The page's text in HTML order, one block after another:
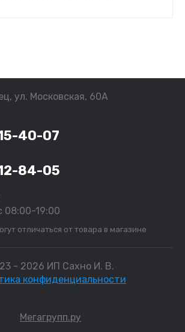
ул. Московская, 60А
40-07
84-05
08:00-19:00
отличаться от товара в магазине
- 2026 ИП Сахно И. В.
конфиденциальности
Мегагрупп.ру